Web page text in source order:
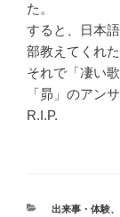
た。
すると、日本
部教えてくれた
それで「凄い
「昴」のアン
R.I.P.
カ
出来事・体験、